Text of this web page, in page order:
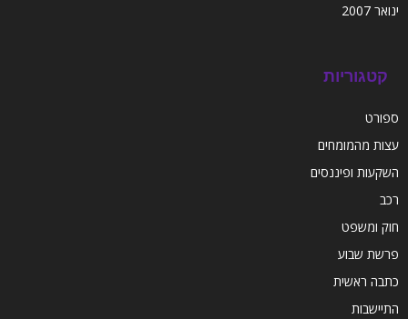
ינואר 2007
קטגוריות
ספורט
עצות מהמומחים
השקעות ופיננסים
רכב
חוק ומשפט
פרשת שבוע
כתבה ראשית
התיישבות